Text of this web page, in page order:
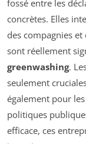
fossé entre les
concrètes. Elles
des compagnies
sont réellement
greenwashing.
seulement
également pour
politiques
efficace, ces